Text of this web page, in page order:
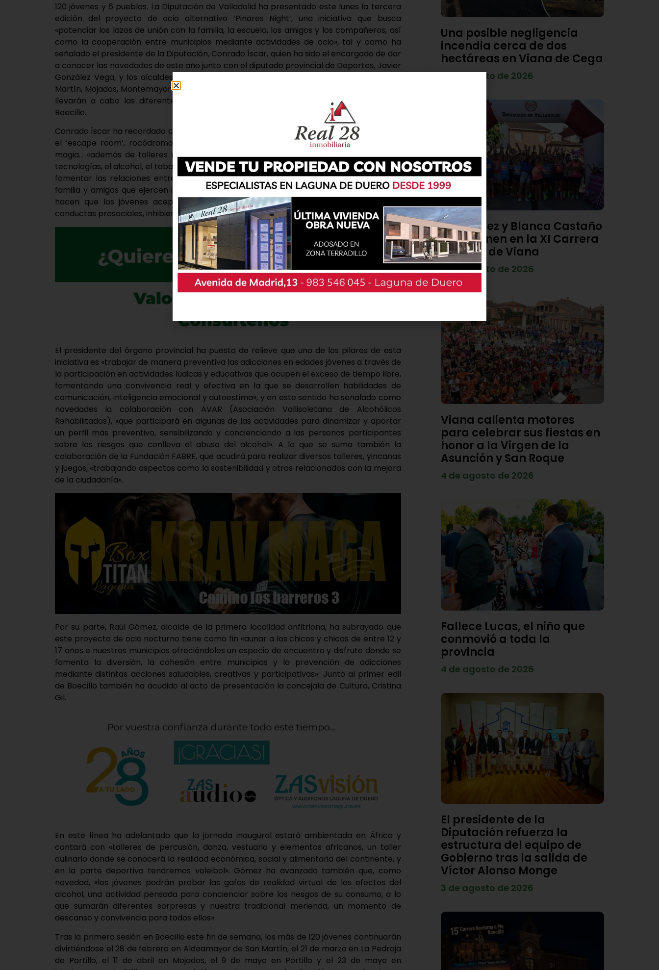
120 jóvenes y 6 pueblos. La Diputación de Valladolid ha presentado este lunes la tercera
edición del proyecto de ocio alternativo ‘Pinares Night’, una iniciativa que busca
«potenciar los lazos de unión con la familia, la escuela, los amigos y los compañeros, así
como la cooperación entre municipios mediante actividades de ocio», tal y como ha
señalado el presidente de la Diputación, Conrado Íscar, quien ha sido el encargado de dar
a conocer las novedades de este año junto con el diputado provincial de Deportes, Javier
González Vega, y los alcaldes de los seis municipios participantes, Aldeamayor de San
Martín, Mojados, Montemayor de Pililla, La Pedraja de Portillo, Portillo y Boecillo, donde se
llevarán a cabo las diferentes actividades, empezando este sábado 31 de enero en
Boecillo.
Conrado Íscar ha recordado cómo en 2025 ‘Pinares Night’ llevó a cabo actividades como
el ‘escape room’, rocódromo, juegos tradicionales, pistas de hielo o espectáculos de
magia… «además de talleres más enfocados a alertar sobre el mal uso de las nuevas
tecnologías, el alcohol, el tabaco o los cigarrillos electrónicos». «Y todo ello bajo el velo de
fomentar las relaciones entre jóvenes de diferentes municipios y estrechar lazos con
familia y amigos que ejercen influencias positivas y que, como resultado de estos lazos,
hacen que los jóvenes acepten, se comprometan e interioricen normas, valores y
conductas prosociales, inhibiendo así la aparición de conductas no deseadas».
El presidente del órgano provincial ha puesto de relieve que uno de los pilares de esta
iniciativa es «trabajar de manera preventiva las adicciones en edades jóvenes a través de
la participación en actividades lúdicas y educativas que ocupen el exceso de tiempo libre,
fomentando una convivencia real y efectiva en la que se desarrollen habilidades de
comunicación, inteligencia emocional y autoestima», y en este sentido ha señalado como
novedades la colaboración con AVAR (Asociación Vallisoletana de Alcohólicos
Rehabilitados), «que participará en algunas de las actividades para dinamizar y aportar
un perfil más preventivo, sensibilizando y concienciando a las personas participantes
sobre los riesgos que conlleva el abuso del alcohol». A lo que se suma también la
colaboración de la Fundación FABRE, que acudirá para realizar diversos talleres, yincanas
y juegos, «trabajando aspectos como la sostenibilidad y otros relacionados con la mejora
de la ciudadanía».
Por su parte, Raúl Gómez, alcalde de la primera localidad anfitriona, ha subrayado que
este proyecto de ocio nocturno tiene como fin «aunar a los chicos y chicas de entre 12 y
17 años e nuestros municipios ofreciéndoles un especio de encuentro y disfrute donde se
fomenta la diversión, la cohesión entre municipios y la prevención de adicciones
mediante distintas acciones saludables, creativas y participativas». Junto al primer edil
de Boecillo también ha acudido al acto de presentación la concejala de Cultura, Cristina
Gil.
En este línea ha adelantado que la jornada inaugural estará ambientada en África y
contará con «talleres de percusión, danza, vestuario y elementos africanos, un taller
culinario donde se conocerá la realidad económica, social y alimentaria del continente, y
en la parte deportiva tendremos voleibol». Gómez ha avanzado también que, como
novedad, «los jóvenes podrán probar las gafas de realidad virtual de los efectos del
alcohol, una actividad pensada para concienciar sobre los riesgos de su consumo, a lo
que sumarán diferentes sorpresas y nuestra tradicional merienda, un momento de
descanso y convivencia para todos ellos».
Tras la primera sesión en Boecillo este fin de semana, los más de 120 jóvenes continuarán
divirtiéndose el 28 de febrero en Aldeamayor de San Martín, el 21 de marzo en La Pedraja
de Portillo, el 11 de abril en Mojados, el 9 de mayo en Portillo y el 23 de mayo en
Una posible negligencia
incendia cerca de dos
hectáreas en Viana de Cega
7 de agosto de 2026
Diego Díez y Blanca Castaño
se imponen en la XI Carrera
Popular de Viana
4 de agosto de 2026
Viana calienta motores
para celebrar sus fiestas en
honor a la Virgen de la
Asunción y San Roque
4 de agosto de 2026
Fallece Lucas, el niño que
conmovió a toda la
provincia
4 de agosto de 2026
El presidente de la
Diputación refuerza la
estructura del equipo de
Gobierno tras la salida de
Víctor Alonso Monge
3 de agosto de 2026